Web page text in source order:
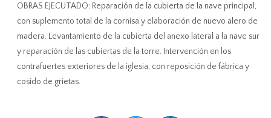
OBRAS EJECUTADO: Reparación de la cubierta de la nave principal,
con suplemento total de la cornisa y elaboración de nuevo alero de
madera. Levantamiento de la cubierta del anexo lateral a la nave sur
y reparación de las cubiertas de la torre. Intervención en los
contrafuertes exteriores de la iglesia, con reposición de fábrica y
cosido de grietas.